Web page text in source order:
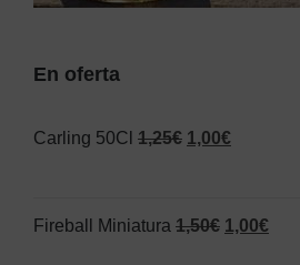
En oferta
Carling 50Cl 1,25€ El
era:
1,00€El
es:
Fireball Miniatura 1,50€ El
1,00€El